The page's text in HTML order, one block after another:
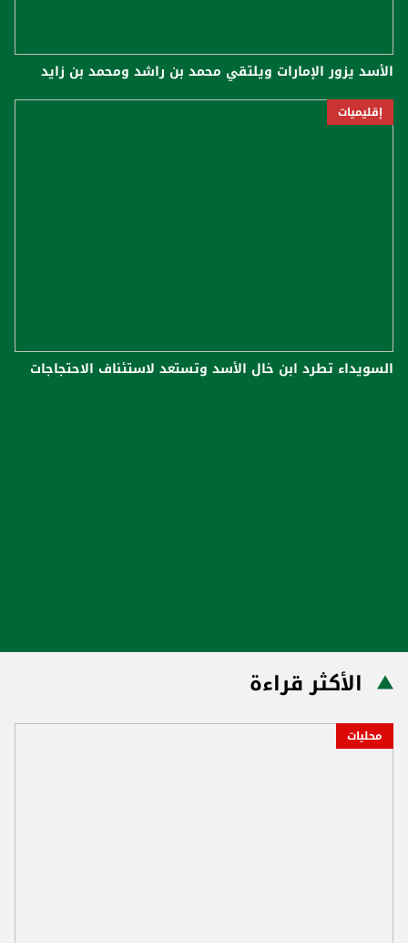
الأسد يزور الإمارات ويلتقي محمد بن راشد ومحمد بن زايد
إقليميات
السويداء تطرد ابن خال الأسد وتستعد لاستئناف الاحتجاجات
الأكثر قراءة
محليات